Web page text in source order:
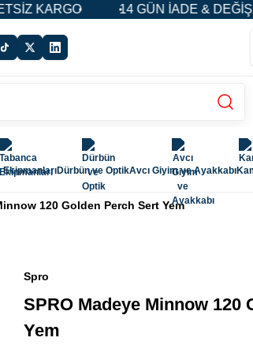
KARGO 14 GÜN İADE & DEĞİŞİM
EkipmanlarıDürbün ve OptikAvcı Giyim ve Ayakkabı
120 Golden Perch Sert Yem
Spro
SPRO Madeye Minnow 120
Yem